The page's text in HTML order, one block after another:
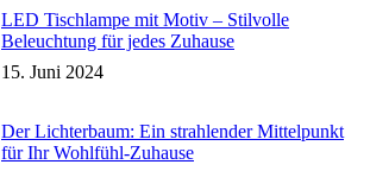
LED Tischlampe mit Motiv – Stilvolle
Beleuchtung für jedes Zuhause
15. Juni 2024
Der Lichterbaum: Ein strahlender Mittelpunkt
für Ihr Wohlfühl-Zuhause